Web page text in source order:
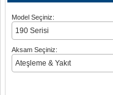
Model Seçiniz:
Aksam Seçiniz: